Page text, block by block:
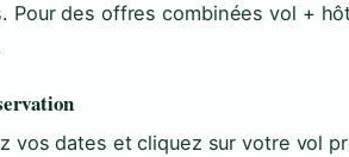
Pour des offres combinées vol +
vos dates et cliquez sur votre vol